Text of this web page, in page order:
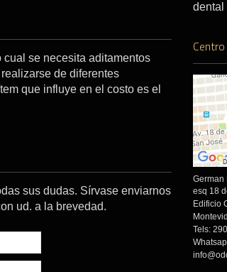
se necesita aditamentos
de diferentes
que influye en el costo es el
sus dudas. Sírvase enviarnos
ud. a la brevedad.
dental
German
esq 18
Edificio
Tels: